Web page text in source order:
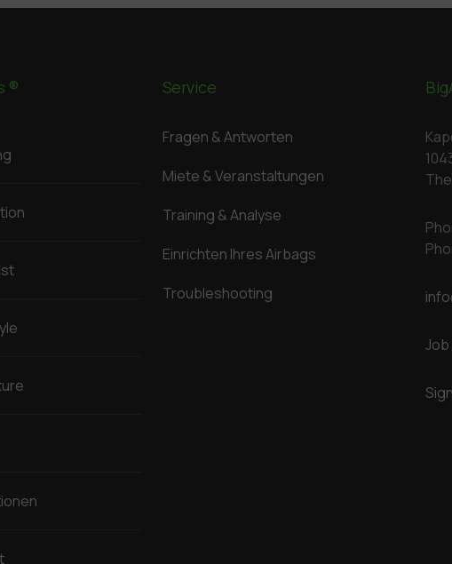
® Service
Fragen & Antworten
Miete & Veranstaltungen
Training & Analyse
Einrichten Ihres Airbags
Troubleshooting